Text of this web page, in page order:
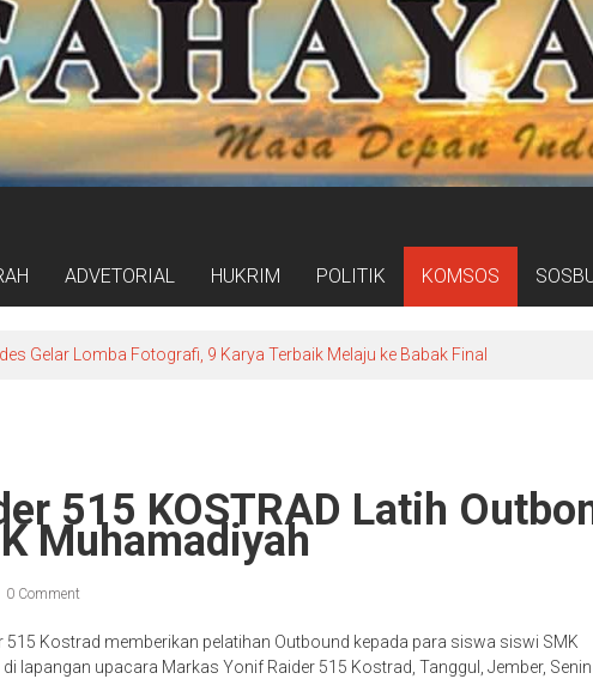
ADVETORIAL HUKRIM POLITIK KOMSOS
Gelar Lomba Fotografi, 9 Karya Terbaik Melaju ke Babak Final
515 KOSTRAD Latih
Muhamadiyah
0 Comment
515 Kostrad memberikan pelatihan Outbound kepada para siswa siswi SMK
lapangan upacara Markas Yonif Raider 515 Kostrad, Tanggul, Jember, Senin